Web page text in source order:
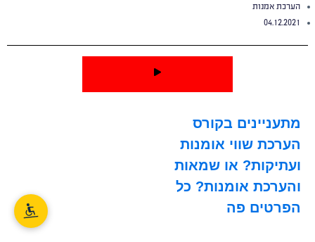
הערכת אמנות
04.12.2021
מתעניינים בקורס
הערכת שווי אומנות
ועתיקות? או שמאות
והערכת אומנות? כל
הפרטים פה